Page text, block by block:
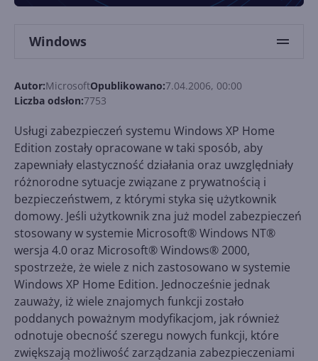
Windows
Autor:MicrosoftOpublikowano:7.04.2006, 00:00
Liczba odsłon:7753
Usługi zabezpieczeń systemu Windows XP Home
Edition zostały opracowane w taki sposób, aby
zapewniały elastyczność działania oraz uwzględniały
różnorodne sytuacje związane z prywatnością i
bezpieczeństwem, z którymi styka się użytkownik
domowy. Jeśli użytkownik zna już model zabezpieczeń
stosowany w systemie Microsoft® Windows NT®
wersja 4.0 oraz Microsoft® Windows® 2000,
spostrzeże, że wiele z nich zastosowano w systemie
Windows XP Home Edition. Jednocześnie jednak
zauważy, iż wiele znajomych funkcji zostało
poddanych poważnym modyfikacjom, jak również
odnotuje obecność szeregu nowych funkcji, które
zwiększają możliwość zarządzania zabezpieczeniami